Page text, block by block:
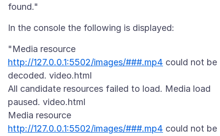
"Media resource
http://127.0.0.1:5502/images/###.mp4 could not be
decoded. video.html
All candidate resources failed to load. Media load
paused. video.html
Media resource
http://127.0.0.1:5502/images/###.mp4 could not be